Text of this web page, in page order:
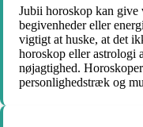
Jubii horoskop kan give
begivenheder eller
vigtigt at huske, at det
horoskop eller astrologi
nøjagtighed.
personlighedstræk og